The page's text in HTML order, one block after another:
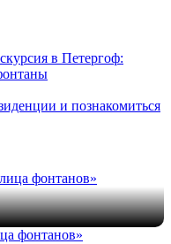
и познакомиться
фонтанов»